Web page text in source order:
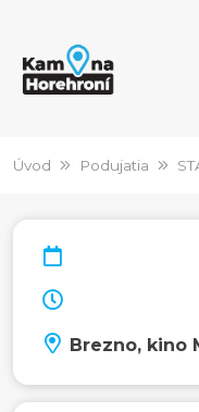
Úvod Podujatia
Brezno, kino